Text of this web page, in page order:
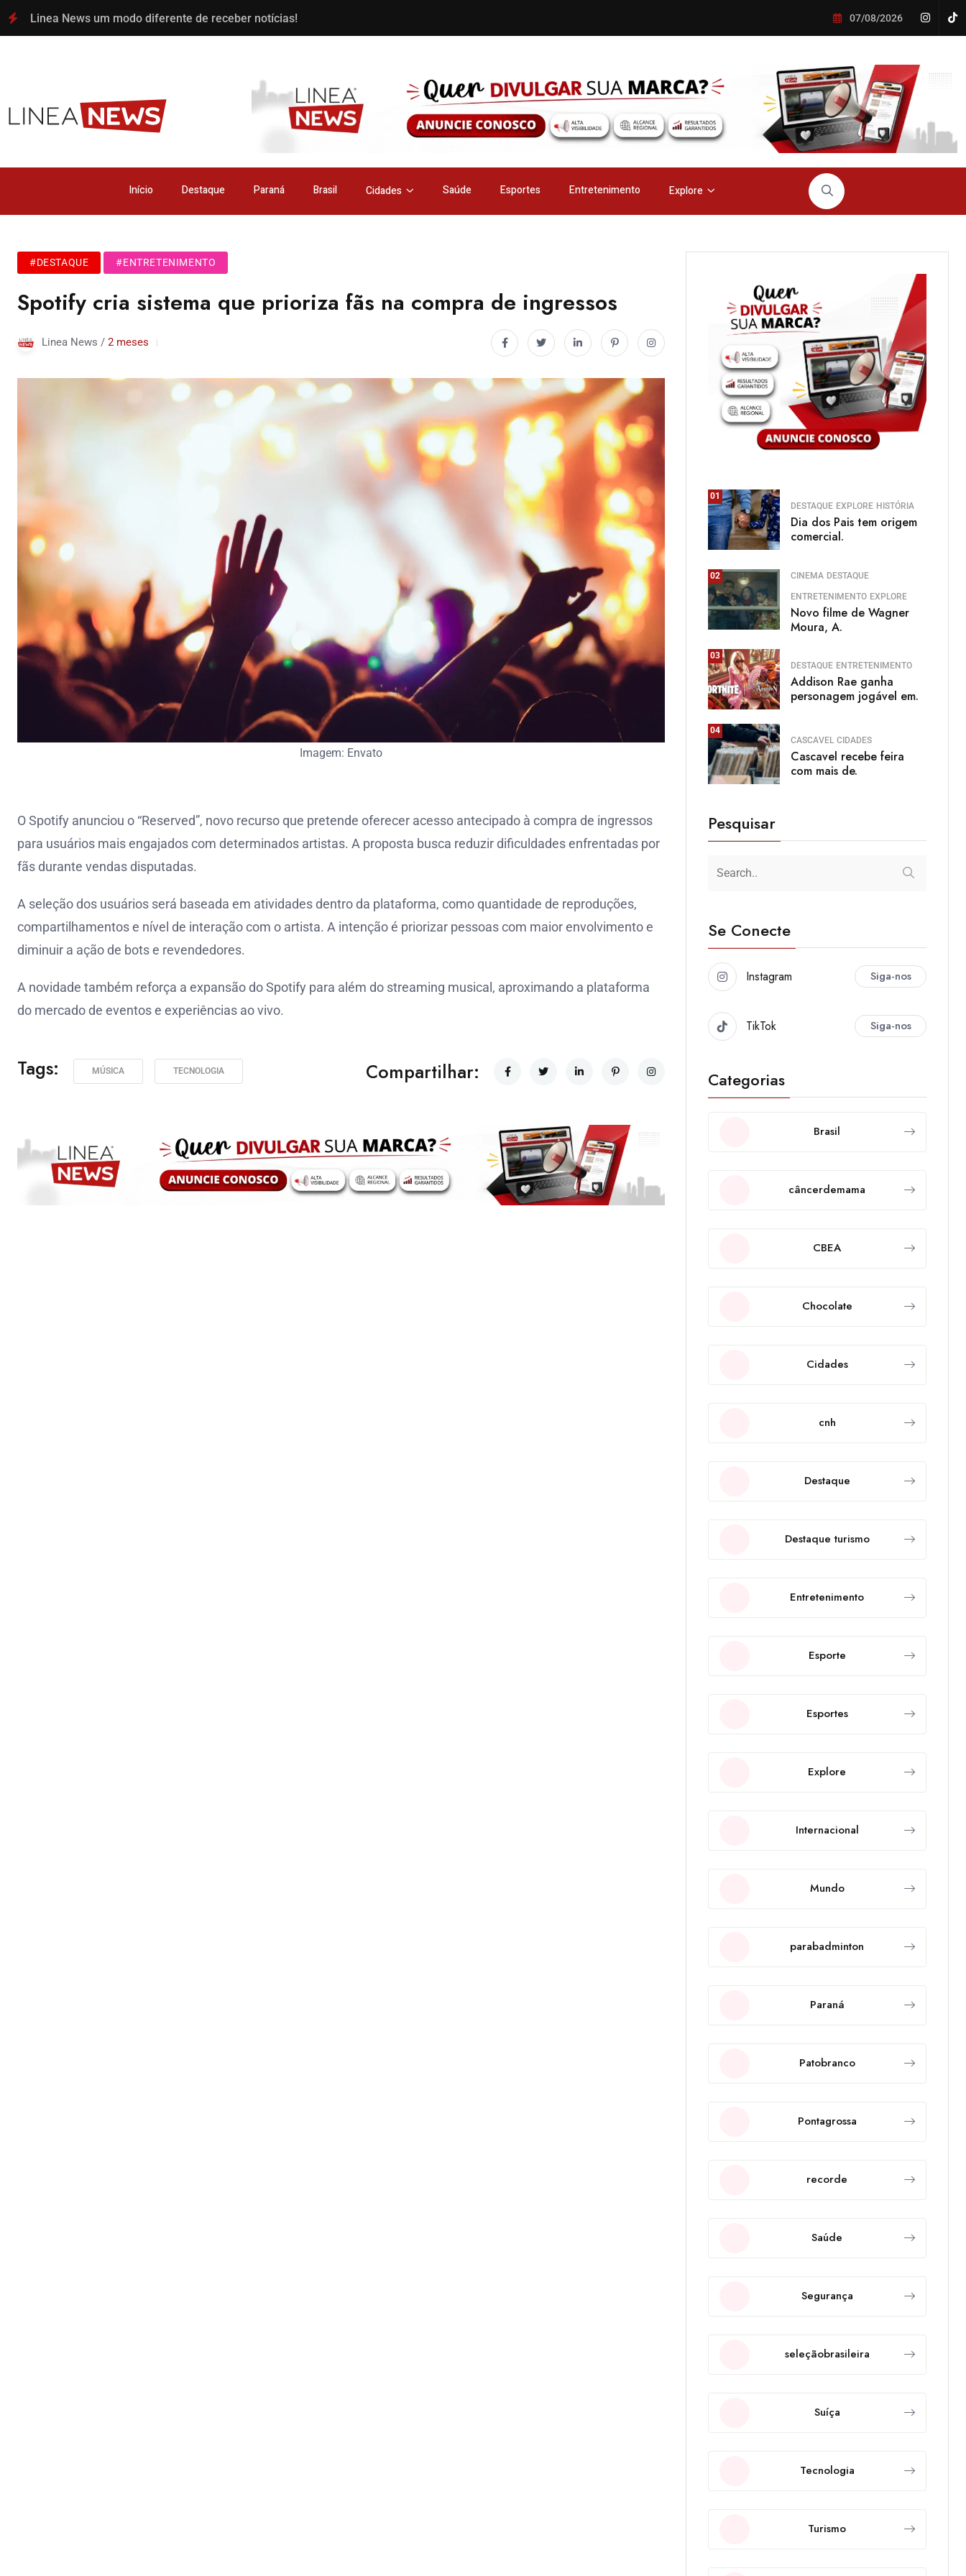
Linea News um modo diferente de receber notícias! 07/08/2026
Início Destaque Paraná Brasil Cidades Saúde Esportes Entretenimento Explore
#DESTAQUE #ENTRETENIMENTO
Spotify cria sistema que prioriza fãs na compra de ingressos
Linea News / 2 meses
Imagem: Envato
O Spotify anunciou o “Reserved”, novo recurso que pretende oferecer acesso antecipado à compra de ingressos
para usuários mais engajados com determinados artistas. A proposta busca reduzir dificuldades enfrentadas por
fãs durante vendas disputadas.
A seleção dos usuários será baseada em atividades dentro da plataforma, como quantidade de reproduções,
compartilhamentos e nível de interação com o artista. A intenção é priorizar pessoas com maior envolvimento e
diminuir a ação de bots e revendedores.
A novidade também reforça a expansão do Spotify para além do streaming musical, aproximando a plataforma
do mercado de eventos e experiências ao vivo.
Tags: MÚSICA TECNOLOGIA Compartilhar:
01
DESTAQUE EXPLORE HISTÓRIA
Dia dos Pais tem origem
comercial.
02 CINEMA DESTAQUE
ENTRETENIMENTO EXPLORE
Novo filme de Wagner
Moura, A.
03
DESTAQUE ENTRETENIMENTO
Addison Rae ganha
personagem jogável em.
04
CASCAVEL CIDADES
Cascavel recebe feira
com mais de.
Pesquisar
Se Conecte
Instagram Siga-nos
TikTok Siga-nos
Categorias
Brasil
câncerdemama
CBEA
Chocolate
Cidades
cnh
Destaque
Destaque turismo
Entretenimento
Esporte
Esportes
Explore
Internacional
Mundo
parabadminton
Paraná
Patobranco
Pontagrossa
recorde
Saúde
Segurança
seleçãobrasileira
Suíça
Tecnologia
Turismo